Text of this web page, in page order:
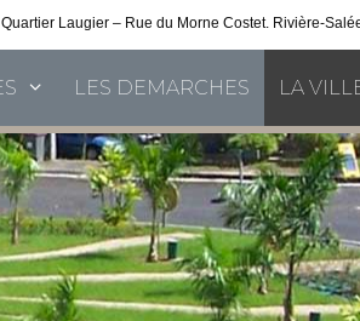
Laugier – Rue du Morne Costet. Rivière-
LES DEMARCHES LA